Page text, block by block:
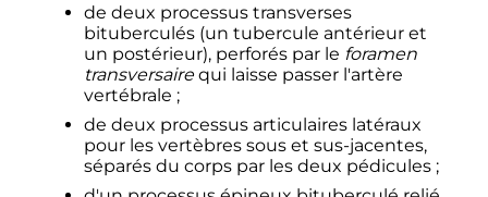
de deux processus transverses
bituberculés (un tubercule antérieur et
un postérieur), perforés par le foramen
transversairequi laisse passer l'artère
vertébrale ;
de deux processus articulaires latéraux
pour les vertèbres sous et sus-jacentes,
séparés du corps par les deux pédicules ;